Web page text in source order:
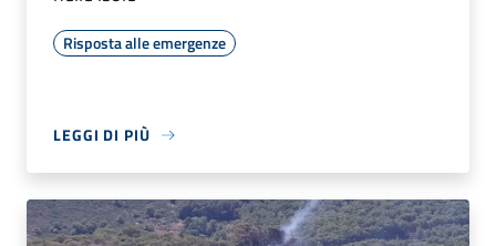
Risposta alle emergenze
LEGGI DI PIÙ